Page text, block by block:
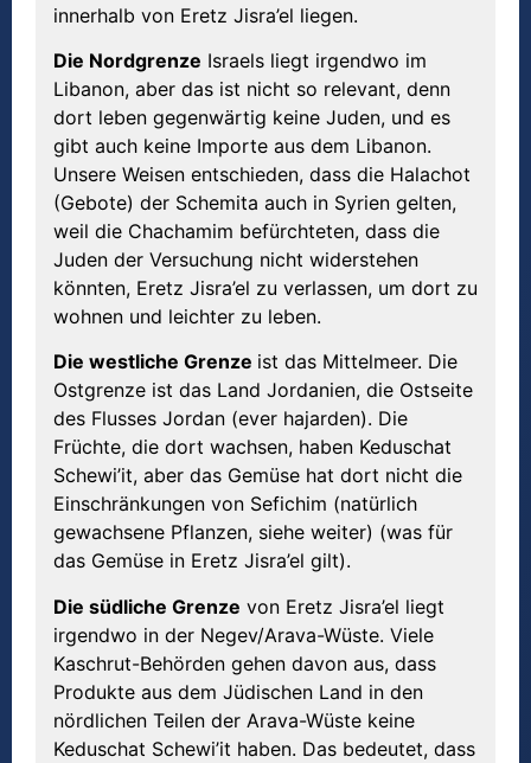
innerhalb von Eretz Jisra’el liegen.
Die Nordgrenze Israels liegt irgendwo im
Libanon, aber das ist nicht so relevant, denn
dort leben gegenwärtig keine Juden, und es
gibt auch keine Importe aus dem Libanon.
Unsere Weisen entschieden, dass die Halachot
(Gebote) der Schemita auch in Syrien gelten,
weil die Chachamim befürchteten, dass die
Juden der Versuchung nicht widerstehen
könnten, Eretz Jisra’el zu verlassen, um dort zu
wohnen und leichter zu leben.
Die westliche Grenze ist das Mittelmeer. Die
Ostgrenze ist das Land Jordanien, die Ostseite
des Flusses Jordan (ever hajarden). Die
Früchte, die dort wachsen, haben Keduschat
Schewi’it, aber das Gemüse hat dort nicht die
Einschränkungen von Sefichim (natürlich
gewachsene Pflanzen, siehe weiter) (was für
das Gemüse in Eretz Jisra’el gilt).
Die südliche Grenze von Eretz Jisra’el liegt
irgendwo in der Negev/Arava-Wüste. Viele
Kaschrut-Behörden gehen davon aus, dass
Produkte aus dem Jüdischen Land in den
nördlichen Teilen der Arava-Wüste keine
Keduschat Schewi’it haben. Das bedeutet, dass